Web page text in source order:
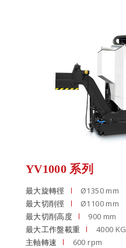
YV1000 系列
最大旋轉徑
Ø1350 mm
最大切削徑
Ø1100 mm
最大切削高度
900 mm
最大工作盤載重
4000 KG
主軸轉速
600 rpm